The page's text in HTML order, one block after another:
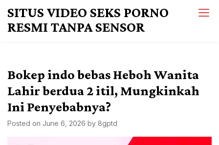
content
SITUS VIDEO SEKS PORNO
RESMI TANPA SENSOR
Bokep indo bebas Heboh Wanita
Lahir berdua 2 itil, Mungkinkah
Ini Penyebabnya?
Posted on June 6, 2026 by 8gptd